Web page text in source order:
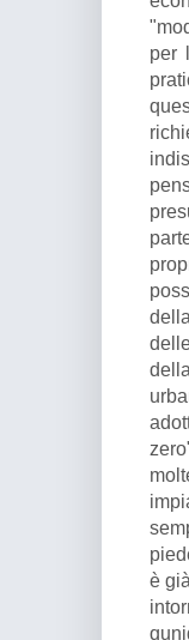
per
è